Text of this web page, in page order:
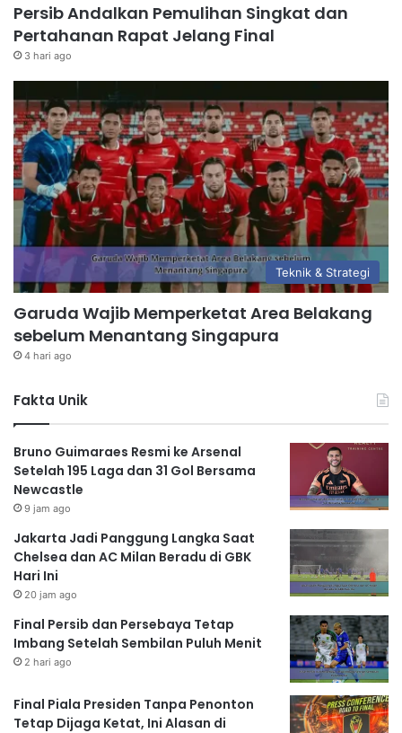
Persib Andalkan Pemulihan Singkat dan
Pertahanan Rapat Jelang Final
3 hari ago
Teknik & Strategi
Garuda Wajib Memperketat Area Belakang
sebelum Menantang Singapura
4 hari ago
Fakta Unik
Bruno Guimaraes Resmi ke Arsenal
Setelah 195 Laga dan 31 Gol Bersama
Newcastle
9 jam ago
Jakarta Jadi Panggung Langka Saat
Chelsea dan AC Milan Beradu di GBK
Hari Ini
20 jam ago
Final Persib dan Persebaya Tetap
Imbang Setelah Sembilan Puluh Menit
2 hari ago
Final Piala Presiden Tanpa Penonton
Tetap Dijaga Ketat, Ini Alasan di